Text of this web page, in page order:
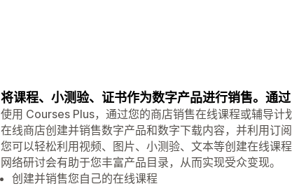
将课程、小测验、证书作为数字产品进行销售。通
使用 Courses Plus，通过您的商店销售在线课程或辅导
在线商店创建并销售数字产品和数字下载内容，并利用订
您可以轻松利用视频、图片、小测验、文本等创建在线课
网络研讨会有助于您丰富产品目录，从而实现受众变现。
创建并销售您自己的在线课程